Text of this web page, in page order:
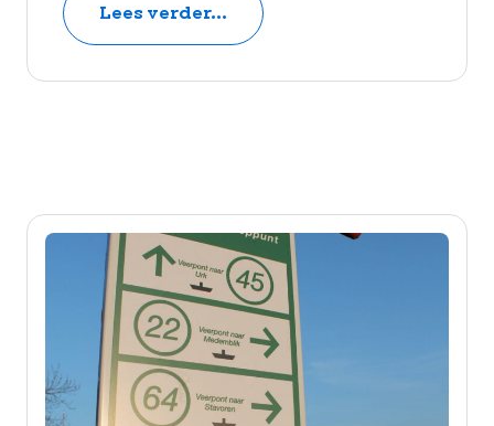
Lees verder...